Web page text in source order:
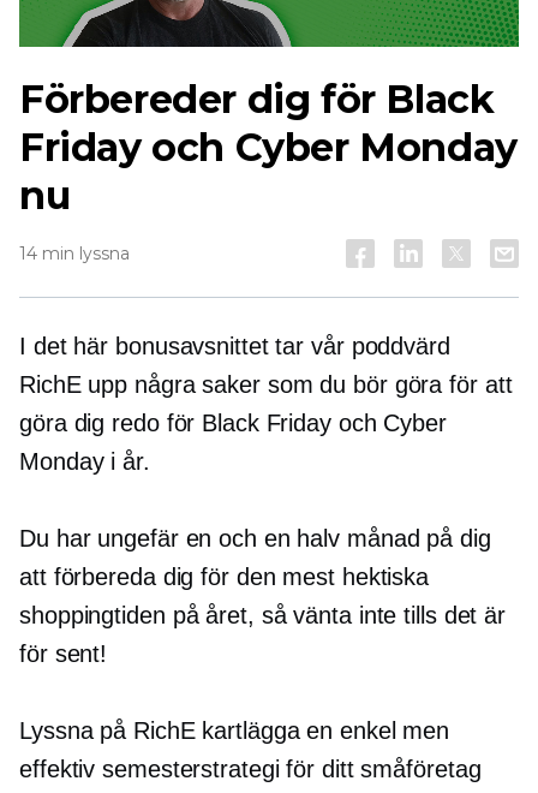
Lyssna
Förbereder dig för Black
Friday och Cyber ​​Monday
nu
14 min lyssna
I det här bonusavsnittet tar vår poddvärd
RichE upp några saker som du bör göra för att
göra dig redo för Black Friday och Cyber ​​
Monday i år.
Du har ungefär en och en halv månad på dig
att förbereda dig för den mest hektiska
shoppingtiden på året, så vänta inte tills det är
för sent!
Lyssna på RichE kartlägga en enkel men
effektiv semesterstrategi för ditt småföretag